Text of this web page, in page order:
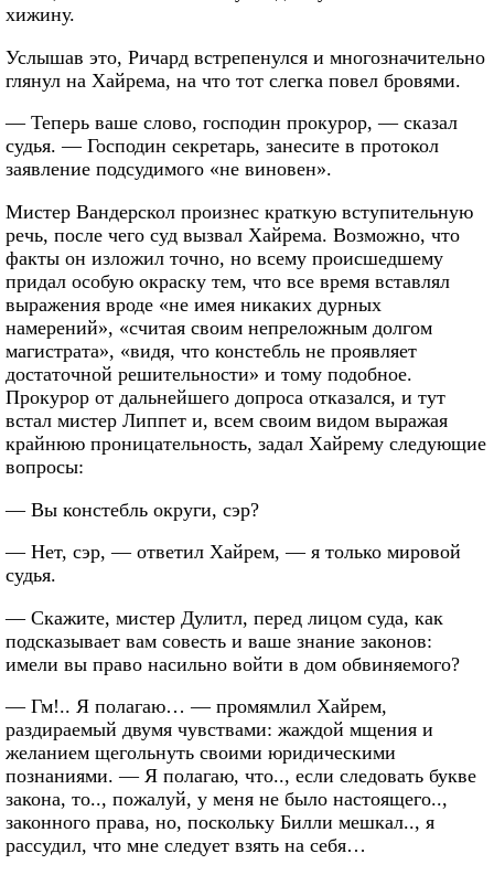
хижину.
Услышав это, Ричард встрепенулся и многозначительно
глянул на Хайрема, на что тот слегка повел бровями.
— Теперь ваше слово, господин прокурор, — сказал
судья. — Господин секретарь, занесите в протокол
заявление подсудимого «не виновен».
Мистер Вандерскол произнес краткую вступительную
речь, после чего суд вызвал Хайрема. Возможно, что
факты он изложил точно, но всему происшедшему
придал особую окраску тем, что все время вставлял
выражения вроде «не имея никаких дурных
намерений», «считая своим непреложным долгом
магистрата», «видя, что констебль не проявляет
достаточной решительности» и тому подобное.
Прокурор от дальнейшего допроса отказался, и тут
встал мистер Липпет и, всем своим видом выражая
крайнюю проницательность, задал Хайрему следующие
вопросы:
— Вы констебль округи, сэр?
— Нет, сэр, — ответил Хайрем, — я только мировой
судья.
— Скажите, мистер Дулитл, перед лицом суда, как
подсказывает вам совесть и ваше знание законов:
имели вы право насильно войти в дом обвиняемого?
— Гм!.. Я полагаю… — промямлил Хайрем,
раздираемый двумя чувствами: жаждой мщения и
желанием щегольнуть своими юридическими
познаниями. — Я полагаю, что.., если следовать букве
закона, то.., пожалуй, у меня не было настоящего..,
законного права, но, поскольку Билли мешкал.., я
рассудил, что мне следует взять на себя…